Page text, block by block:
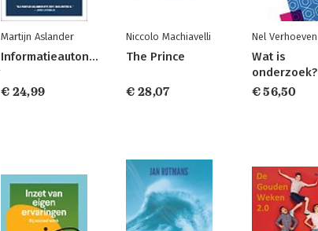
Martijn Aslander
Informatieautonomie
€ 24,99
Niccolo Machiavelli
The Prince
€ 28,07
Nel Verhoeven
Wat is
onderzoek?
€ 56,50